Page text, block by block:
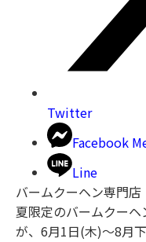
Twitter
Facebook
Line
バームクーヘン専門店
夏限定のバームクーヘ
が、6月1日(木)〜8月